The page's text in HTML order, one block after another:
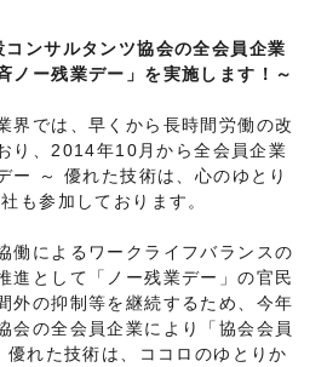
ンサルタンツ協会の全会員企業
ノー残業デー」を実施します！～
では、早くから長時間労働の改
り、2014年10月から全会員企業
ー ～ 優れた技術は、心のゆとり
も参加しております。
働によるワークライフバランスの
進として「ノー残業デー」の官民
外の抑制等を継続するため、今年
会の全会員企業により「協会会員
れた技術は、ココロのゆとりか